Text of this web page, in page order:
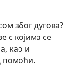
због дугова?
с којима се
као и
помоћи.